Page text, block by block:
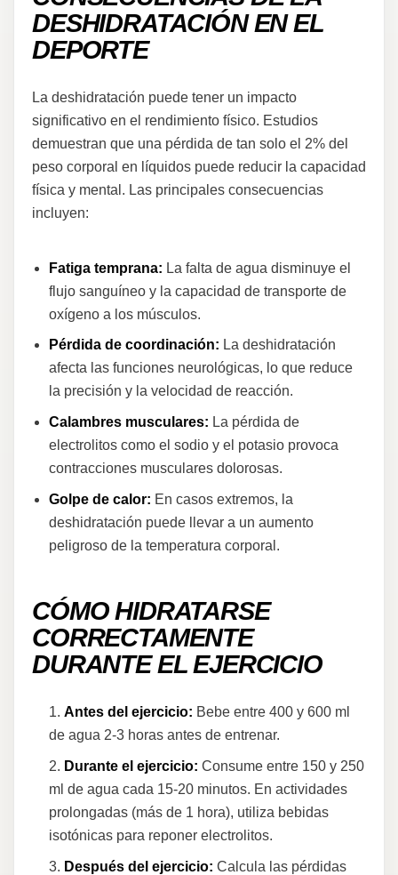
DESHIDRATACIÓN EN EL
DEPORTE
La deshidratación puede tener un impacto
significativo en el rendimiento físico. Estudios
demuestran que una pérdida de tan solo el 2% del
peso corporal en líquidos puede reducir la capacidad
física y mental. Las principales consecuencias
incluyen:
Fatiga temprana: La falta de agua disminuye el
flujo sanguíneo y la capacidad de transporte de
oxígeno a los músculos.
Pérdida de coordinación: La deshidratación
afecta las funciones neurológicas, lo que reduce
la precisión y la velocidad de reacción.
Calambres musculares: La pérdida de
electrolitos como el sodio y el potasio provoca
contracciones musculares dolorosas.
Golpe de calor: En casos extremos, la
deshidratación puede llevar a un aumento
peligroso de la temperatura corporal.
CÓMO HIDRATARSE
CORRECTAMENTE
DURANTE EL EJERCICIO
Antes del ejercicio: Bebe entre 400 y 600 ml
de agua 2-3 horas antes de entrenar.
Durante el ejercicio: Consume entre 150 y 250
ml de agua cada 15-20 minutos. En actividades
prolongadas (más de 1 hora), utiliza bebidas
isotónicas para reponer electrolitos.
Después del ejercicio: Calcula las pérdidas